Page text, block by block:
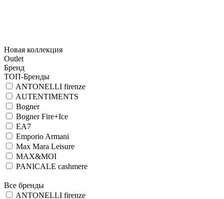
Новая коллекция
Outlet
Бренд
ТОП-Бренды
ANTONELLI firenze
AUTENTIMENTS
Bogner
Bogner Fire+Ice
EA7
Emporio Armani
Max Mara Leisure
MAX&MOI
PANICALE cashmere
Все бренды
ANTONELLI firenze